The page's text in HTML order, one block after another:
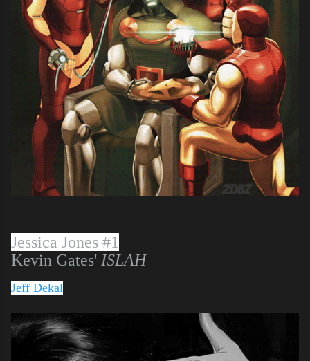
Jessica Jones #1
Kevin Gates' ISLAH
Jeff Dekal